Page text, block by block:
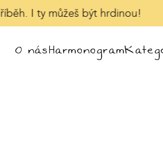
I ty můžeš být hrdinou!
O násHarmonogram